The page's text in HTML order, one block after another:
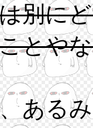
別に
とや
ある